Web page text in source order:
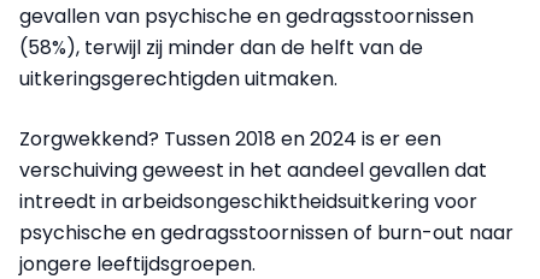
gevallen van psychische en gedragsstoornissen
(58%), terwijl zij minder dan de helft van de
uitkeringsgerechtigden uitmaken.
Zorgwekkend? Tussen 2018 en 2024 is er een
verschuiving geweest in het aandeel gevallen dat
intreedt in arbeidsongeschiktheidsuitkering voor
psychische en gedragsstoornissen of burn-out naar
jongere leeftijdsgroepen.